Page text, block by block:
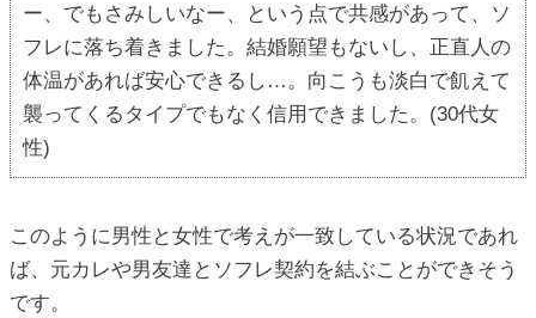
ー、でもさみしいなー、という点で共感があって、ソ
フレに落ち着きました。結婚願望もないし、正直人の
体温があれば安心できるし…。向こうも淡白で飢えて
襲ってくるタイプでもなく信用できました。(30代女
性)
このように男性と女性で考えが一致している状況であれ
ば、元カレや男友達とソフレ契約を結ぶことができそう
です。